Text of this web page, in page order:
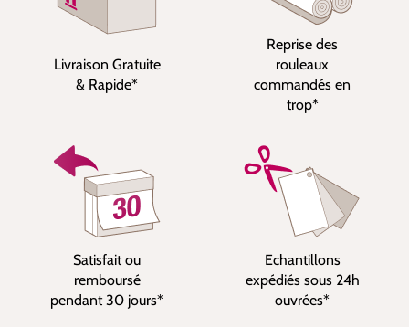
Livraison Gratuite
& Rapide*
Reprise des
rouleaux
commandés en
trop*
Satisfait ou
remboursé
pendant 30 jours*
Echantillons
expédiés sous 24h
ouvrées*